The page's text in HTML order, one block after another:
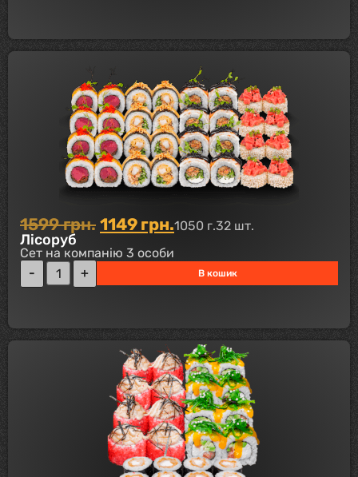
1599грн. 1149 грн.1050 г.32 шт.
Лісоруб
Сет на компанію 3 особи
В кошик